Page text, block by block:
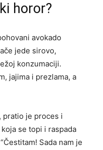
horor?
avokado
jede sirovo,
konzumaciji.
jajima i prezlama, a
pratio je proces i
se topi i raspada
Sada nam je